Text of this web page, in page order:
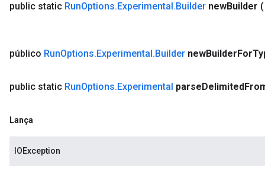
public static RunOptions.Experimental.Builder newBuilder
público RunOptions.Experimental.Builder newBuilderFor
public static RunOptions.Experimental parseDelimited
Lança
IOException